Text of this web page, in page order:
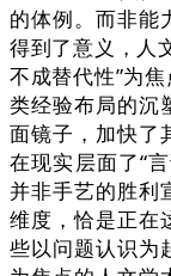
的体例。而非能
得到了意义，人
不成替代性”为
类经验布局的沉
面镜子，加快了
在现实层面了“
并非手艺的胜利
维度，恰是正在
些以问题认识为